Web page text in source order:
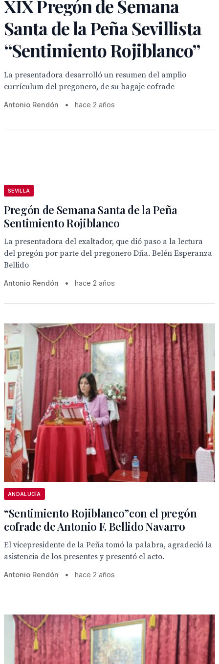
XIX Pregón de Semana
Santa de la Peña Sevillista
“Sentimiento Rojiblanco”
La presentadora desarrolló un resumen del amplio
currículum del pregonero, de su bagaje cofrade
Antonio Rendón • hace 2 años
SEVILLA
Pregón de Semana Santa de la Peña
Sentimiento Rojiblanco
La presentadora del exaltador, que dió paso a la lectura
del pregón por parte del pregonero Dña. Belén Esperanza
Bellido
Antonio Rendón • hace 2 años
ANDALUCÍA
“Sentimiento Rojiblanco”con el pregón
cofrade de Antonio F. Bellido Navarro
El vicepresidente de la Peña tomó la palabra, agradeció la
asistencia de los presentes y presentó el acto.
Antonio Rendón • hace 2 años